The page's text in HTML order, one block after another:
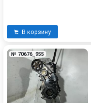
В корзину
№ 70676_955